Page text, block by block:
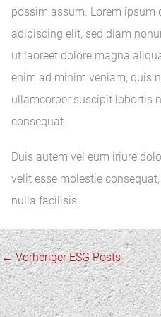
possim assum. Lorem ipsum
adipiscing elit, sed diam
ut laoreet dolore magna
enim ad minim veniam, quis
ullamcorper suscipit lobortis
consequat.
Duis autem vel eum iriure
velit esse molestie
nulla facilisis.
←Vorheriger ESG Posts